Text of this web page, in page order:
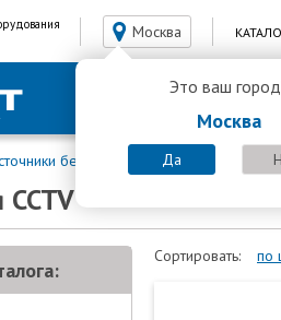
Москва
Это ваш
Москва
Да
бесперебойного питания
Сортировать: по